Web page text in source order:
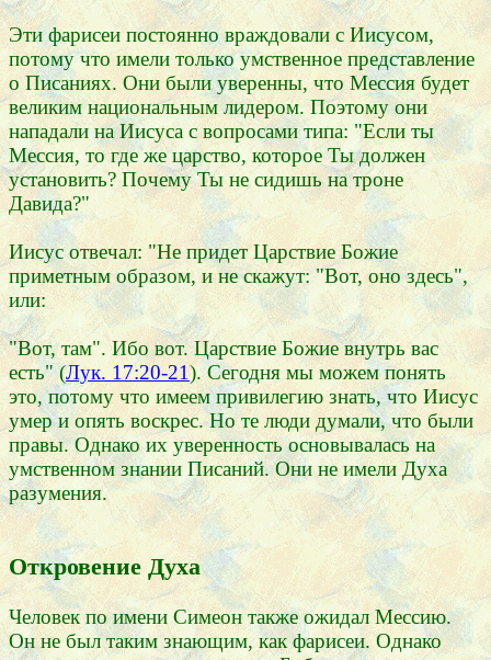
Эти фарисеи постоянно враждовали с Иисусом,
потому что имели только умственное представление
о Писаниях. Они были уверенны, что Мессия будет
великим национальным лидером. Поэтому они
нападали на Иисуса с вопросами типа: "Если ты
Мессия, то где же царство, которое Ты должен
установить? Почему Ты не сидишь на троне
Давида?"
Иисус отвечал: "Не придет Царствие Божие
приметным образом, и не скажут: "Вот, оно здесь",
или:
"Вот, там". Ибо вот. Царствие Божие внутрь вас
есть" (Лук. 17:20-21). Сегодня мы можем понять
это, потому что имеем привилегию знать, что Иисус
умер и опять воскрес. Но те люди думали, что были
правы. Однако их уверенность основывалась на
умственном знании Писаний. Они не имели Духа
разумения.
Откровение Духа
Человек по имени Симеон также ожидал Мессию.
Он не был таким знающим, как фарисеи. Однако